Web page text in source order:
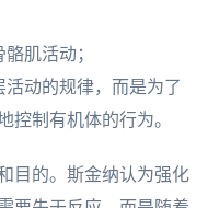
肌活动；
活动的规律，而是为了
控制有机体的行为。
目的。斯金纳认为强化